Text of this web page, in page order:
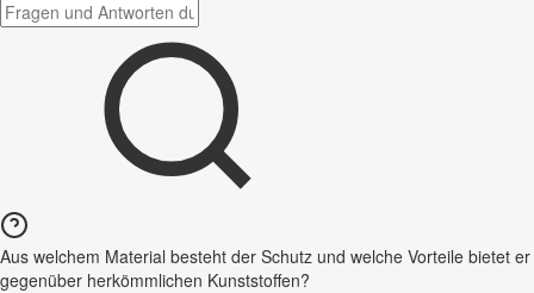
Aus welchem Material besteht der Schutz und welche Vorteile bietet er
gegenüber herkömmlichen Kunststoffen?